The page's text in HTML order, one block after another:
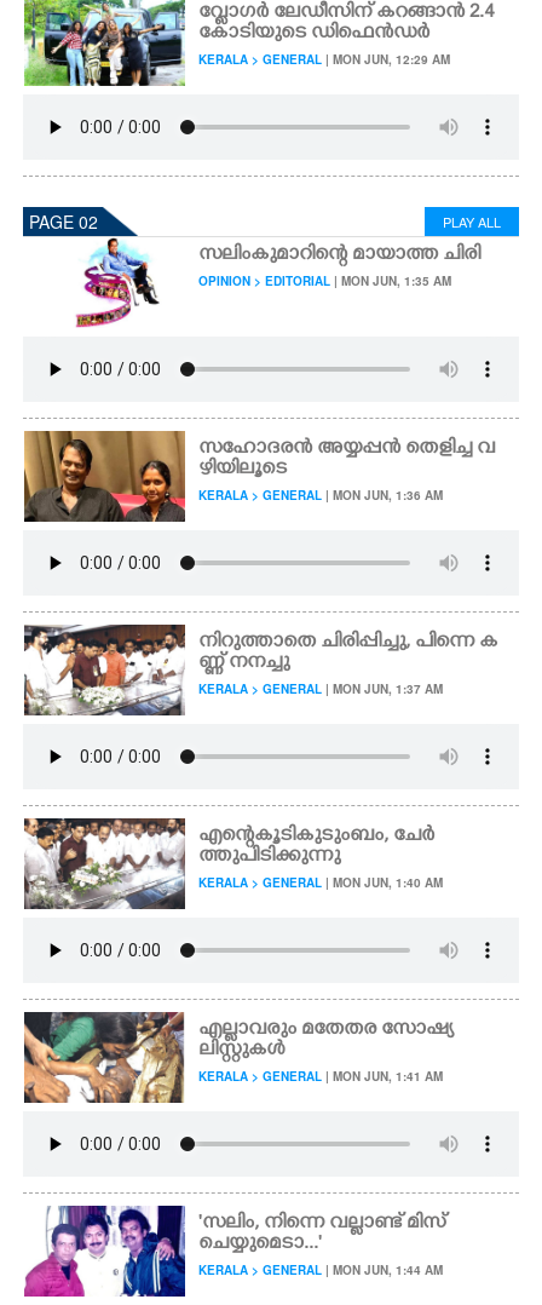
വ്ലോഗർ ലേഡീസിന് കറങ്ങാൻ 2.4
കോടിയുടെ ഡിഫെൻഡർ
KERALA > GENERAL | MON JUN, 12:29 AM
PAGE 02 PLAY ALL
സലിംകുമാറിന്റെ മായാത്ത ചിരി
OPINION > EDITORIAL | MON JUN, 1:35 AM
സഹോദരൻ അയ്യപ്പൻ തെളിച്ച വ
ഴിയിലൂടെ
KERALA > GENERAL | MON JUN, 1:36 AM
നിറുത്താതെ ചിരിപ്പിച്ചു, പിന്നെ ക
ണ്ണ് നനച്ചു
KERALA > GENERAL | MON JUN, 1:37 AM
എന്റെ കൂടി കുടുംബം, ചേർ
ത്തുപിടിക്കുന്നു
KERALA > GENERAL | MON JUN, 1:40 AM
എല്ലാവരും മതേതര സോഷ്യ
ലിസ്റ്റുകൾ
KERALA > GENERAL | MON JUN, 1:41 AM
'സലിം, നിന്നെ വല്ലാണ്ട് മിസ്
ചെയ്യുമെടാ...'
KERALA > GENERAL | MON JUN, 1:44 AM